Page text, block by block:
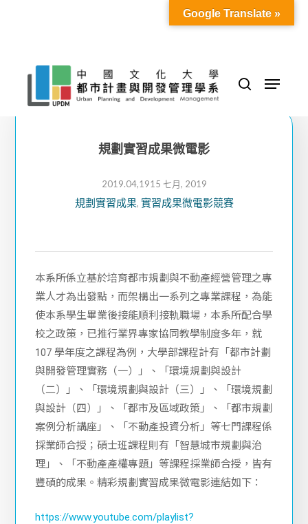
content
search
Menu
規劃實習成果微電影
2019.04,1915 七月, 2019
規劃實習成果, 實習成果微電影競賽
本系所係立基於培育都市規劃與不動產經營管理之專
業人才為出發點，而架構出一系列之專業課程，為能
使本系學生畢業後接能順利接軌職場，本系所配合學
校之政策，已推行業界專家協同教學制度多年，就
107 學年度之課程為例，大學部課程計有「都市計劃
與開發管理實務（一）」、「環境規劃與設計
（二）」、「環境規劃與設計（三）」、「環境規劃
與設計（四）」、「都市及區域政策」、「都市規劃
案例分析講座」、「不動產投資分析」等七門課程係
採業師合授；碩士班課程則有「智慧城市規劃與治
理」、「不動產產權專題」等課程採業師合授，皆有
豐碩的成果。精彩規劃實習成果微電影連結如下：
https://www.youtube.com/playlist?
Google Translate »